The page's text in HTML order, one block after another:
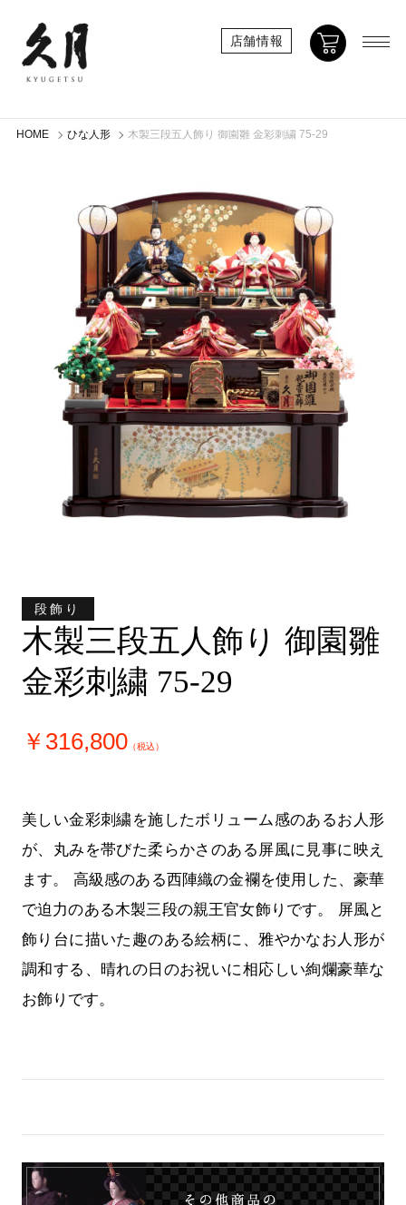
店舗情報
HOME ひな人形 木製三段五人飾り 御園雛 金彩刺繍 75-29
段飾り
木製三段五人飾り 御園雛
金彩刺繍 75-29
￥316,800（税込）
美しい金彩刺繍を施したボリューム感のあるお人形
が、丸みを帯びた柔らかさのある屏風に見事に映え
ます。 高級感のある西陣織の金襴を使用した、豪華
で迫力のある木製三段の親王官女飾りです。 屏風と
飾り台に描いた趣のある絵柄に、雅やかなお人形が
調和する、晴れの日のお祝いに相応しい絢爛豪華な
お飾りです。